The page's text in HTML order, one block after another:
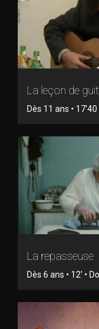
La leçon de
Dès 11 ans • 17'40
La repasseuse
Dès 6 ans • 12' •